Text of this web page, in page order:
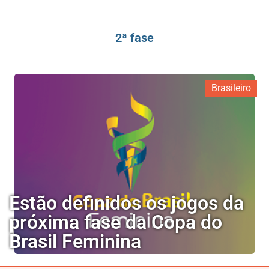
2ª fase
Brasileiro
Estão definidos os jogos da
próxima fase da Copa do
Brasil Feminina